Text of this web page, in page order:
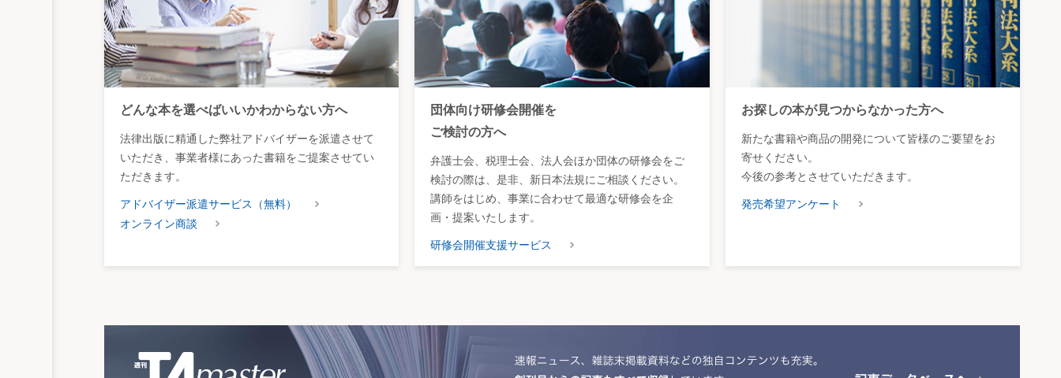
どんな本を選べばいいかわからない方へ
法律出版に精通した弊社アドバイザーを派遣させて
いただき、事業者様にあった書籍をご提案させてい
ただきます。
アドバイザー派遣サービス（無料）
オンライン商談
団体向け研修会開催を
ご検討の方へ
弁護士会、税理士会、法人会ほか団体の研修会をご
検討の際は、是非、新日本法規にご相談ください。
講師をはじめ、事業に合わせて最適な研修会を企
画・提案いたします。
研修会開催支援サービス
お探しの本が見つからなかった方へ
新たな書籍や商品の開発について皆様のご要望をお
寄せください。
今後の参考とさせていただきます。
発売希望アンケート